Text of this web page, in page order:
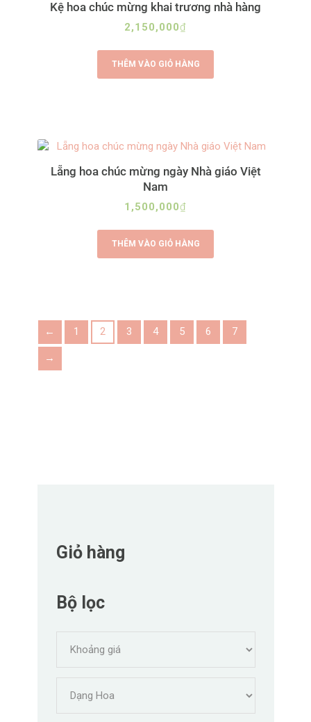
Kệ hoa chúc mừng khai trương nhà hàng
2,150,000₫
THÊM VÀO GIỎ HÀNG
Lẵng hoa chúc mừng ngày Nhà giáo Việt
Nam
1,500,000₫
THÊM VÀO GIỎ HÀNG
← 1 2 3 4 5 6 7
→
Giỏ hàng
Bộ lọc